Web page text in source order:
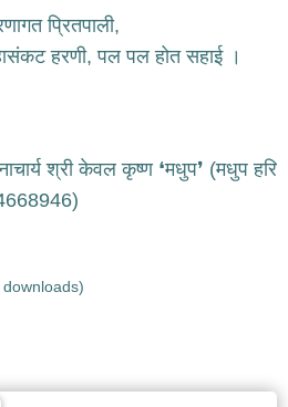
प्रितपाली,
हरणी, पल पल होत सहाई ।
श्री केवल कृष्ण ❛मधुप❜ (मधुप हरि
downloads)